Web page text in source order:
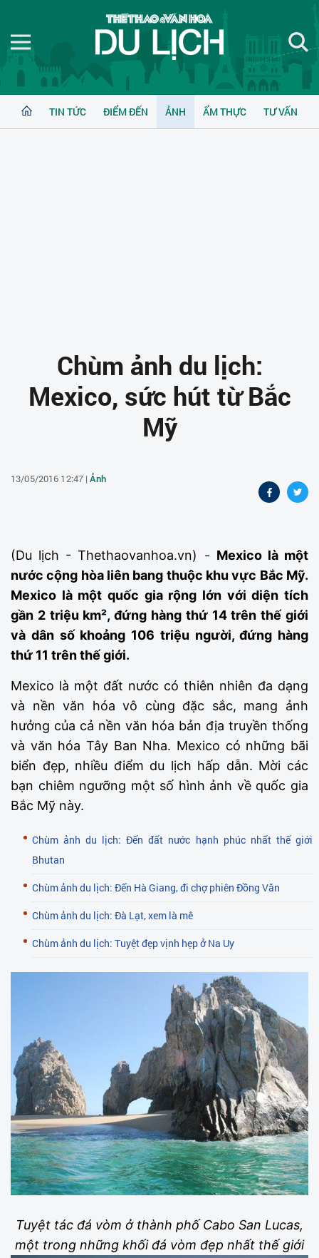
TIN TỨC ĐIỂM ĐẾN ẢNH ẨM THỰC TƯ VẤN
Chùm ảnh du lịch:
Mexico, sức hút từ Bắc
Mỹ
13/05/2016 12:47 |Ảnh
(Du lịch - Thethaovanhoa.vn) - Mexico là một
nước cộng hòa liên bang thuộc khu vực Bắc Mỹ.
Mexico là một quốc gia rộng lớn với diện tích
gần 2 triệu km², đứng hàng thứ 14 trên thế giới
và dân số khoảng 106 triệu người, đứng hàng
thứ 11 trên thế giới.
Mexico là một đất nước có thiên nhiên đa dạng
và nền văn hóa vô cùng đặc sắc, mang ảnh
hưởng của cả nền văn hóa bản địa truyền thống
và văn hóa Tây Ban Nha. Mexico có những bãi
biển đẹp, nhiều điểm du lịch hấp dẫn. Mời các
bạn chiêm ngưỡng một số hình ảnh về quốc gia
Bắc Mỹ này.
Chùm ảnh du lịch: Đến đất nước hạnh phúc nhất thế giới
Bhutan
Chùm ảnh du lịch: Đến Hà Giang, đi chợ phiên Đồng Văn
Chùm ảnh du lịch: Đà Lạt, xem là mê
Chùm ảnh du lịch: Tuyệt đẹp vịnh hẹp ở Na Uy
Tuyệt tác đá vòm ở thành phố Cabo San Lucas,
một trong những khối đá vòm đẹp nhất thế giới